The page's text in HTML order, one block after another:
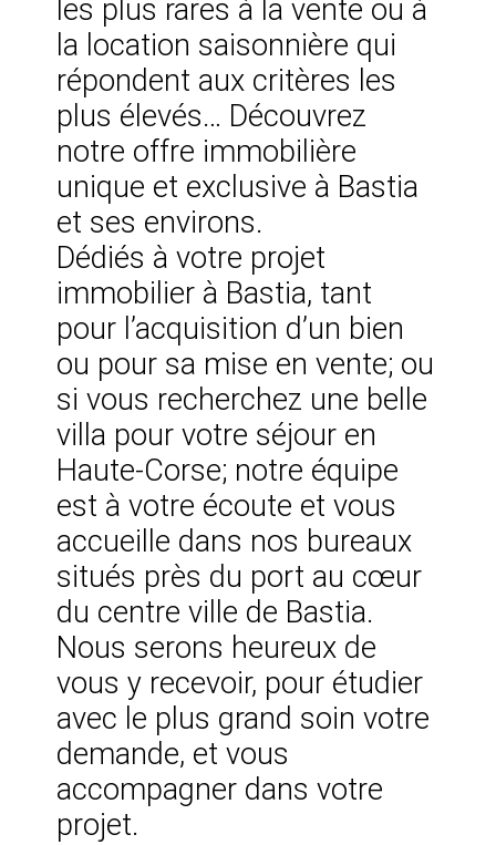
les plus rares à la vente ou à
la location saisonnière qui
répondent aux critères les
plus élevés… Découvrez
notre offre immobilière
unique et exclusive à Bastia
et ses environs.
Dédiés à votre projet
immobilier à Bastia, tant
pour l’acquisition d’un bien
ou pour sa mise en vente; ou
si vous recherchez une belle
villa pour votre séjour en
Haute-Corse; notre équipe
est à votre écoute et vous
accueille dans nos bureaux
situés près du port au cœur
du centre ville de Bastia.
Nous serons heureux de
vous y recevoir, pour étudier
avec le plus grand soin votre
demande, et vous
accompagner dans votre
projet.